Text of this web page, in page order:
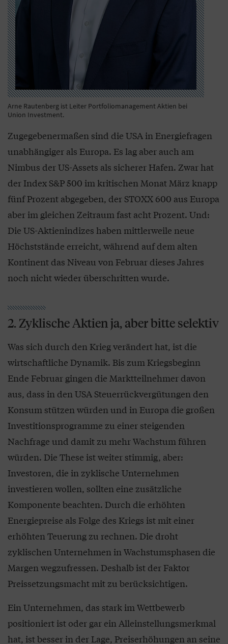
Arne Rautenberg ist Leiter Portfoliomanagement Aktien bei
Union Investment.
Zugegebenermaßen sind die USA in Energiefragen
unabhängiger als Europa. Es lag aber auch am
Nimbus der US-Assets als sicherer Hafen. Zwar hat
der Index S&P 500 im kritischen Monat März knapp
fünf Prozent abgegeben, der STOXX 600 aus Europa
aber im gleichen Zeitraum fast acht Prozent. Und:
Die US-Aktienindizes haben mittlerweile neue
Höchststände erreicht, während auf dem alten
Kontinent das Niveau von Februar dieses Jahres
noch nicht wieder überschritten wurde.
2. Zyklische Aktien ja, aber bitte selektiv
Was sich durch den Krieg verändert hat, ist die
wirtschaftliche Dynamik. Bis zum Kriegsbeginn
Ende Februar gingen die Marktteilnehmer davon
aus, dass in den USA Steuerrückvergütungen den
Konsum stützen würden und in Europa die großen
Investitionsprogramme zu einer steigenden
Nachfrage und damit zu mehr Wachstum führen
würden. Die These ist weiter stimmig, aber:
Investoren, die in zyklische Unternehmen
investieren wollen, sollten eine zusätzliche
Komponente beachten. Durch die erhöhten
Energiepreise als Folge des Kriegs ist mit einer
erhöhten Teuerung zu rechnen. Die droht
zyklischen Unternehmen in Wachstumsphasen die
Margen wegzufressen. Deshalb ist der Faktor
Preissetzungsmacht mit zu berücksichtigen.
Ein Unternehmen, das stark im Wettbewerb
positioniert ist oder gar ein Alleinstellungsmerkmal
hat, ist besser in der Lage, Preiserhöhungen an seine